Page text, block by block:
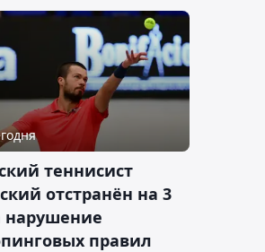
теннисист
отстранён на 3
нарушение
правил